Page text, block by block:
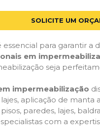
SOLICITE UM
para garantir a
em
seja
impermeabilização
aplicação de manta
paredes, lajes,
com a